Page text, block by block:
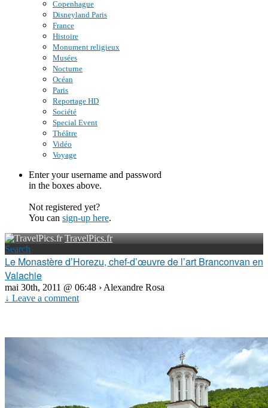
Copenhague
Disneyland Paris
France
Histoire
Monument religieux
Musées
Nocturne
Océan
Paris
Reportage HD
Société
Special Event
Théâtre
Vidéo
Voyage
Enter your username and password
in the boxes above.
Not registered yet?
You can sign-up here.
TravelPics.fr
Search
Le Monastère d’Horezu, chef-d’œuvre de l’art Branconvan en
Valachie
mai 30th, 2011 @ 06:48 › Alexandre Rosa
↓ Leave a comment